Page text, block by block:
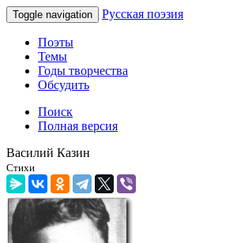
Toggle navigation Русская поэзия
Поэты
Темы
Годы творчества
Обсудить
Поиск
Полная версия
Василий Казин
Стихи